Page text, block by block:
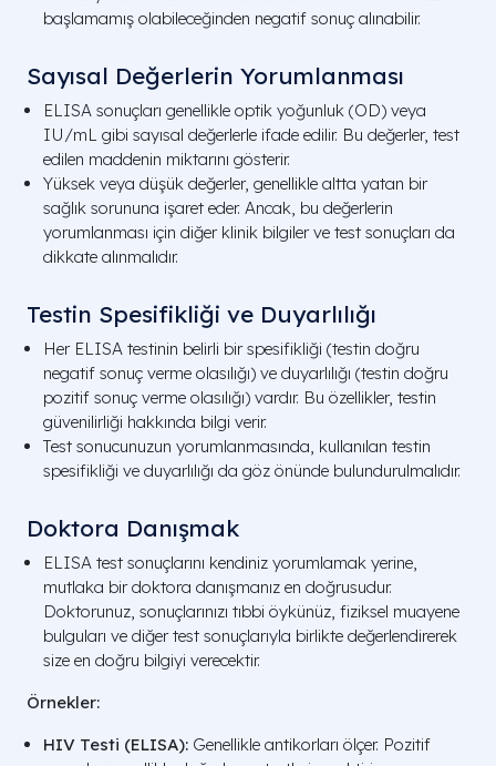
başlamamış olabileceğinden negatif sonuç alınabilir.
Sayısal Değerlerin Yorumlanması
ELISA sonuçları genellikle optik yoğunluk (OD) veya
IU/mL gibi sayısal değerlerle ifade edilir. Bu değerler, test
edilen maddenin miktarını gösterir.
Yüksek veya düşük değerler, genellikle altta yatan bir
sağlık sorununa işaret eder. Ancak, bu değerlerin
yorumlanması için diğer klinik bilgiler ve test sonuçları da
dikkate alınmalıdır.
Testin Spesifikliği ve Duyarlılığı
Her ELISA testinin belirli bir spesifikliği (testin doğru
negatif sonuç verme olasılığı) ve duyarlılığı (testin doğru
pozitif sonuç verme olasılığı) vardır. Bu özellikler, testin
güvenilirliği hakkında bilgi verir.
Test sonucunuzun yorumlanmasında, kullanılan testin
spesifikliği ve duyarlılığı da göz önünde bulundurulmalıdır.
Doktora Danışmak
ELISA test sonuçlarını kendiniz yorumlamak yerine,
mutlaka bir doktora danışmanız en doğrusudur.
Doktorunuz, sonuçlarınızı tıbbi öykünüz, fiziksel muayene
bulguları ve diğer test sonuçlarıyla birlikte değerlendirerek
size en doğru bilgiyi verecektir.
Örnekler:
HIV Testi (ELISA): Genellikle antikorları ölçer. Pozitif